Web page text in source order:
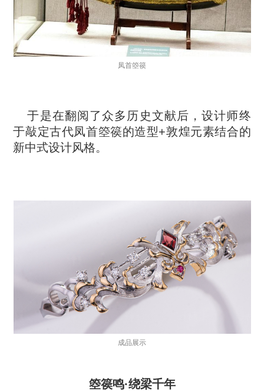
凤首箜篌
于是在翻阅了众多历史文献后，设计师终
于敲定古代凤首箜篌的造型+敦煌元素结合的
新中式设计风格。
成品展示
箜篌鸣·绕梁千年